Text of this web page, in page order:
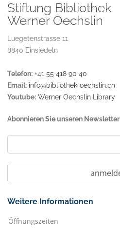
Stiftung Bibliothek
Werner Oechslin
Luegetenstrasse 11
8840 Einsiedeln
Telefon: +41 55 418 90 40
Email: info@bibliothek-oechslin.ch
Youtube: Werner Oechslin Library
Abonnieren Sie unseren Newsletter
Weitere Informationen
Öffnungszeiten